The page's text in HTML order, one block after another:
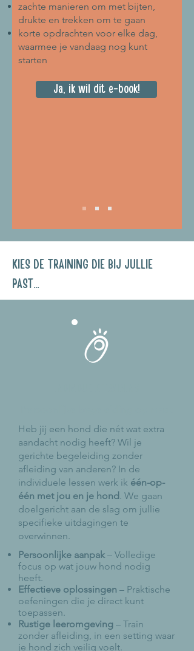
zachte manieren om met bijten,
drukte en trekken om te gaan
korte opdrachten voor elke dag,
waarmee je vandaag nog kunt
starten
Ja, ik wil dit e-book!
KIES DE TRAINING DIE BIJ JULLIE
PAST...
Heb jij een hond die nét wat extra
aandacht nodig heeft? Wil je
gerichte begeleiding zonder
afleiding van anderen? In de
individuele lessen werk ik één-op-
één met jou en je hond. We gaan
doelgericht aan de slag om jullie
specifieke uitdagingen te
overwinnen.
Persoonlijke aanpak– Volledige
focus op wat jouw hond nodig
heeft.
Effectieve oplossingen – Praktische
oefeningen die je direct kunt
toepassen.
Rustige leeromgeving – Train
zonder afleiding, in een setting waar
je hond zich veilig voelt.